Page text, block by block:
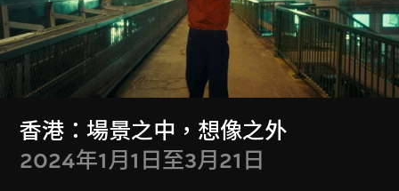
香港：場景之中，想像之外
2024年1月1日至3月21日
其他M+委約作品
M+館藏選粹